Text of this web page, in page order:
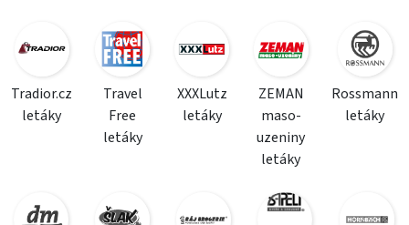
Tradior.cz
letáky
Travel
Free
letáky
XXXLutz
letáky
ZEMAN
maso-
uzeniny
letáky
Rossmann
letáky